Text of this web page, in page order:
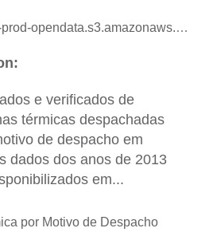
dataset/geracao_termica_despacho_2_ho/GERACAO_TERMICA_DESPACHO-2_2025_01.csv
e verificados de
térmicas despachadas
de despacho em
dados dos anos de 2013
em...
por Motivo de Despacho